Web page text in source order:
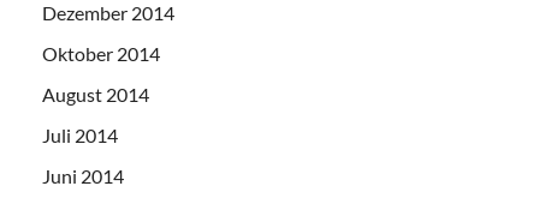
Dezember 2014
Oktober 2014
August 2014
Juli 2014
Juni 2014